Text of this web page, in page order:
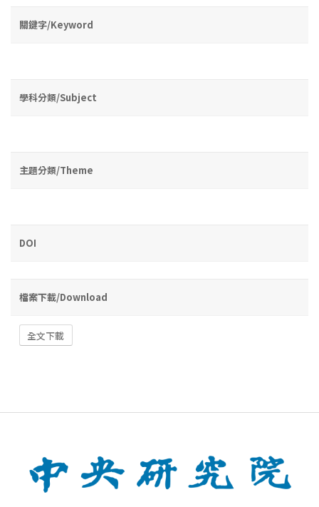
關鍵字/Keyword
學科分類/Subject
主題分類/Theme
DOI
檔案下載/Download
全文下載